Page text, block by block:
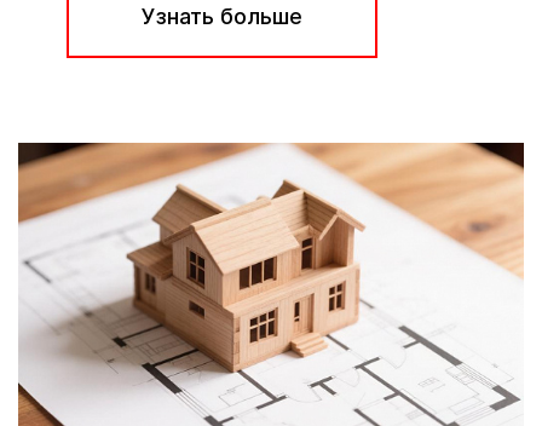
Узнать больше